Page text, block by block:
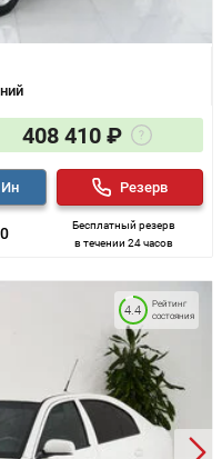
408 410 ₽
Бесплатный резерв
в течении 24 часов
Резерв
Рейтинг
состояния
4.4